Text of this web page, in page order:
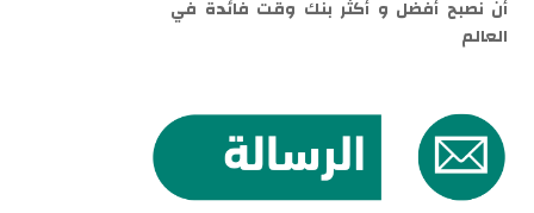
أن نصبح أفضل و أكثر بنك وقت فائدة في
العالم